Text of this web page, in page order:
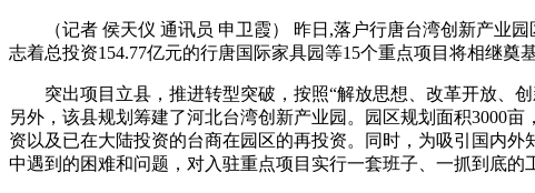
（记者 侯天仪 通讯员 申卫霞） 昨日,落户行唐台湾创新产业园
志着总投资154.77亿元的行唐国际家具园等15个重点项目将相继奠基
突出项目立县，推进转型突破，按照“解放思想、改革开放、创
另外，该县规划筹建了河北台湾创新产业园。园区规划面积3000
资以及已在大陆投资的台商在园区的再投资。同时，为吸引国内
中遇到的困难和问题，对入驻重点项目实行一套班子、一抓到底的